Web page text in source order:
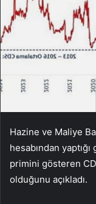
Hazine ve Maliye
hesabından
primini gösteren
olduğunu açıkladı.